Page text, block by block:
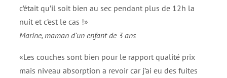
c’était qu’il soit bien au sec pendant plus de 12h la
nuit et c’est le cas !»
Marine, maman d’un enfant de 3 ans
«Les couches sont bien pour le rapport qualité prix
mais niveau absorption a revoir car j’ai eu des fuites